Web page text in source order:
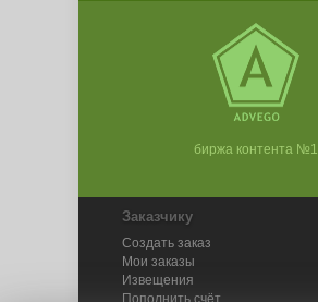
биржа контента №1
Заказчику
Создать заказ
Мои заказы
Извещения
Пополнить счёт